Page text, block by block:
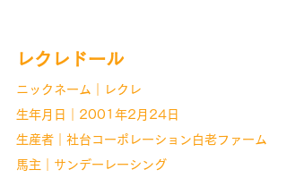
レクレドール
ニックネーム｜レクレ
生年月日｜2001年2月24日
生産者｜社台コーポレーション白老ファーム
馬主｜サンデーレーシング